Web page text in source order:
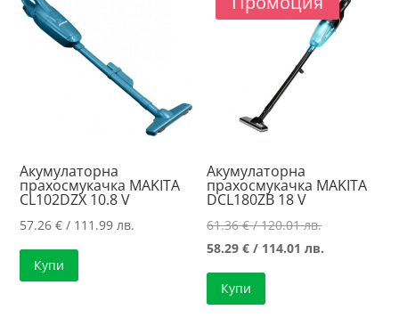
high
Акумулаторна
прахосмукачка MAKITA
CL102DZX 10.8 V
57.26€ / 111.99 лв.
Купи
Акумулаторна
прахосмукачка MAKITA
DCL180ZB 18 V
61.36€/ 120.01 лв.Original
price
58.29€ / 114.01 лв.
Купи